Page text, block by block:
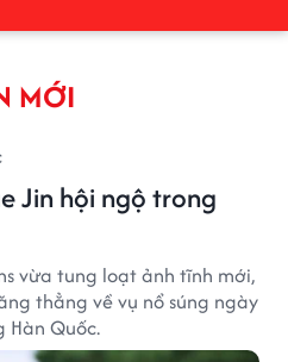
MỚI
Jin hội ngộ trong
vừa tung loạt ảnh tĩnh mới,
thẳng về vụ nổ súng ngày
Quốc.